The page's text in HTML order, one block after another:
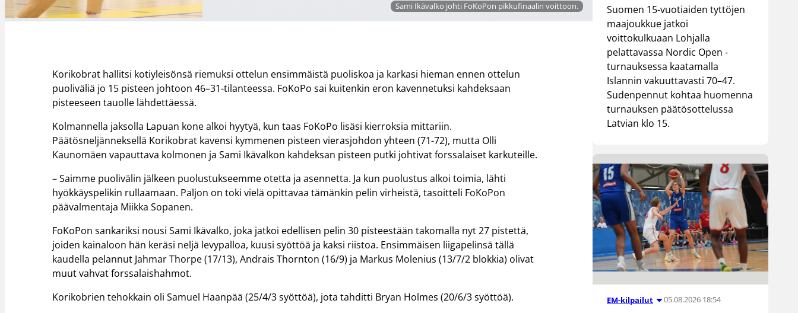
Sami Ikävalko johti FoKoPon pikkufinaalin voittoon.
Korikobrat hallitsi kotiyleisönsä riemuksi ottelun ensimmäistä puoliskoa ja karkasi hieman ennen ottelun
puoliväliä jo 15 pisteen johtoon 46–31-tilanteessa. FoKoPo sai kuitenkin eron kavennetuksi kahdeksaan
pisteeseen tauolle lähdettäessä.
Kolmannella jaksolla Lapuan kone alkoi hyytyä, kun taas FoKoPo lisäsi kierroksia mittariin.
Päätösneljänneksellä Korikobrat kavensi kymmenen pisteen vierasjohdon yhteen (71-72), mutta Olli
Kaunomäen vapauttava kolmonen ja Sami Ikävalkon kahdeksan pisteen putki johtivat forssalaiset karkuteille.
– Saimme puolivälin jälkeen puolustukseemme otetta ja asennetta. Ja kun puolustus alkoi toimia, lähti
hyökkäyspelikin rullaamaan. Paljon on toki vielä opittavaa tämänkin pelin virheistä, tasoitteli FoKoPon
päävalmentaja Miikka Sopanen.
FoKoPon sankariksi nousi Sami Ikävalko, joka jatkoi edellisen pelin 30 pisteestään takomalla nyt 27 pistettä,
joiden kainaloon hän keräsi neljä levypalloa, kuusi syöttöä ja kaksi riistoa. Ensimmäisen liigapelinsä tällä
kaudella pelannut Jahmar Thorpe (17/13), Andrais Thornton (16/9) ja Markus Molenius (13/7/2 blokkia) olivat
muut vahvat forssalaishahmot.
Korikobrien tehokkain oli Samuel Haanpää (25/4/3 syöttöä), jota tahditti Bryan Holmes (20/6/3 syöttöä).
Suomen 15-vuotiaiden tyttöjen
maajoukkue jatkoi
voittokulkuaan Lohjalla
pelattavassa Nordic Open -
turnauksessa kaatamalla
Islannin vakuuttavasti 70–47.
Sudenpennut kohtaa huomenna
turnauksen päätösottelussa
Latvian klo 15.
EM-kilpailut 05.08.2026 18:54